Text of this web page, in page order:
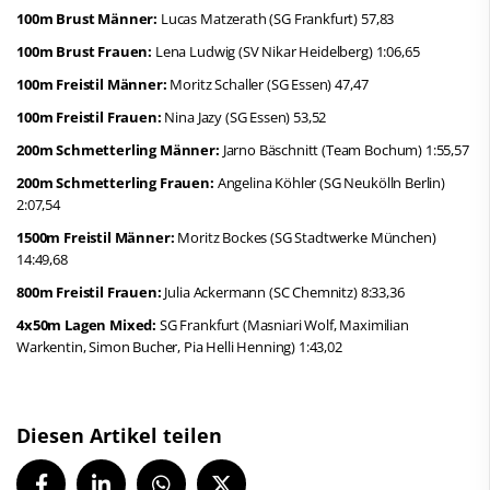
100m Brust Männer: Lucas Matzerath (SG Frankfurt) 57,83
100m Brust Frauen: Lena Ludwig (SV Nikar Heidelberg) 1:06,65
100m Freistil Männer: Moritz Schaller (SG Essen) 47,47
100m Freistil Frauen: Nina Jazy (SG Essen) 53,52
200m Schmetterling Männer: Jarno Bäschnitt (Team Bochum) 1:55,57
200m Schmetterling Frauen: Angelina Köhler (SG Neukölln Berlin)
2:07,54
1500m Freistil Männer: Moritz Bockes (SG Stadtwerke München)
14:49,68
800m Freistil Frauen: Julia Ackermann (SC Chemnitz) 8:33,36
4x50m Lagen Mixed: SG Frankfurt (Masniari Wolf, Maximilian
Warkentin, Simon Bucher, Pia Helli Henning) 1:43,02
Diesen Artikel teilen